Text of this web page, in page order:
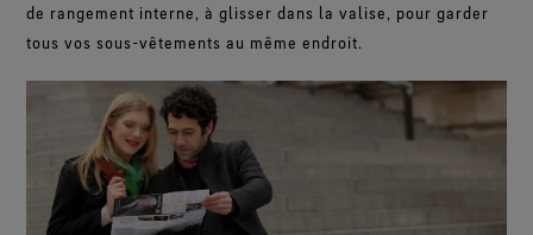
de rangement interne, à glisser dans la valise, pour garder
tous vos sous-vêtements au même endroit.